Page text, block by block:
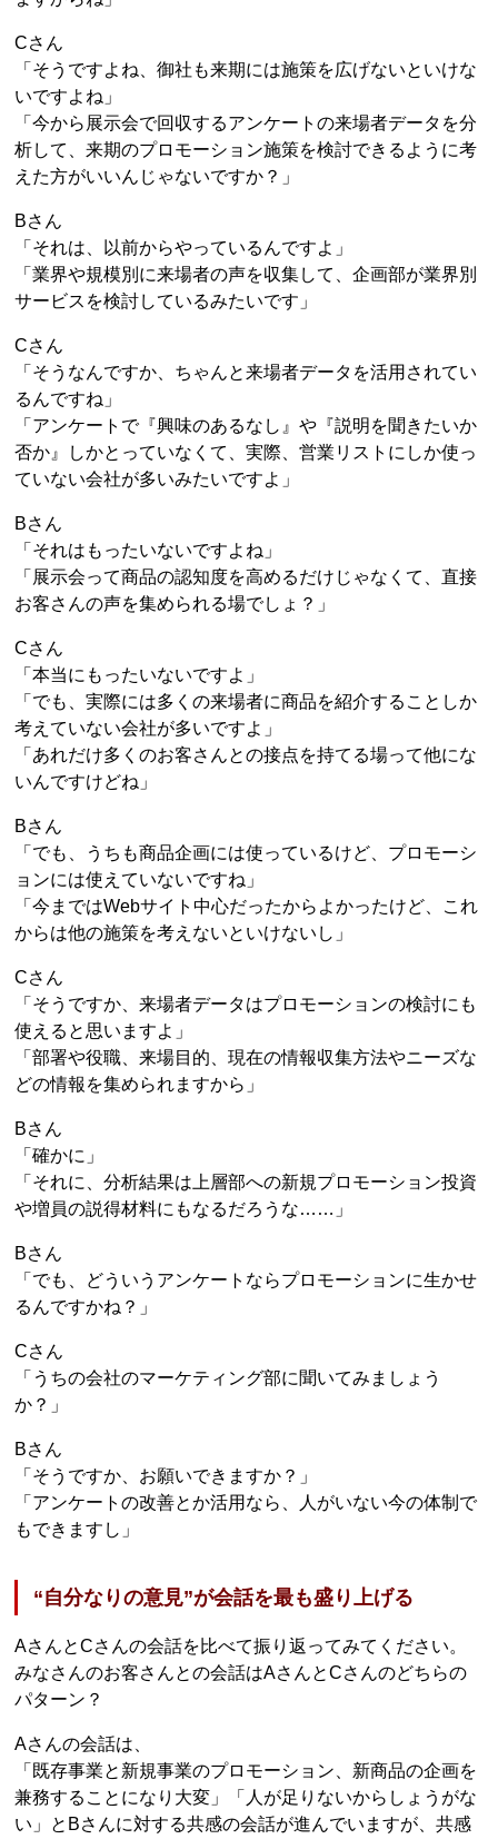
Cさん
「そうですよね、御社も来期には施策を広げないといけな
いですよね」
「今から展示会で回収するアンケートの来場者データを分
析して、来期のプロモーション施策を検討できるように考
えた方がいいんじゃないですか？」
Bさん
「それは、以前からやっているんですよ」
「業界や規模別に来場者の声を収集して、企画部が業界別
サービスを検討しているみたいです」
Cさん
「そうなんですか、ちゃんと来場者データを活用されてい
るんですね」
「アンケートで『興味のあるなし』や『説明を聞きたいか
否か』しかとっていなくて、実際、営業リストにしか使っ
ていない会社が多いみたいですよ」
Bさん
「それはもったいないですよね」
「展示会って商品の認知度を高めるだけじゃなくて、直接
お客さんの声を集められる場でしょ？」
Cさん
「本当にもったいないですよ」
「でも、実際には多くの来場者に商品を紹介することしか
考えていない会社が多いですよ」
「あれだけ多くのお客さんとの接点を持てる場って他にな
いんですけどね」
Bさん
「でも、うちも商品企画には使っているけど、プロモーシ
ョンには使えていないですね」
「今まではWebサイト中心だったからよかったけど、これ
からは他の施策を考えないといけないし」
Cさん
「そうですか、来場者データはプロモーションの検討にも
使えると思いますよ」
「部署や役職、来場目的、現在の情報収集方法やニーズな
どの情報を集められますから」
Bさん
「確かに」
「それに、分析結果は上層部への新規プロモーション投資
や増員の説得材料にもなるだろうな……」
Bさん
「でも、どういうアンケートならプロモーションに生かせ
るんですかね？」
Cさん
「うちの会社のマーケティング部に聞いてみましょう
か？」
Bさん
「そうですか、お願いできますか？」
「アンケートの改善とか活用なら、人がいない今の体制で
もできますし」
“自分なりの意見”が会話を最も盛り上げる
AさんとCさんの会話を比べて振り返ってみてください。
みなさんのお客さんとの会話はAさんとCさんのどちらの
パターン？
Aさんの会話は、
「既存事業と新規事業のプロモーション、新商品の企画を
兼務することになり大変」「人が足りないからしょうがな
い」とBさんに対する共感の会話が進んでいますが、共感